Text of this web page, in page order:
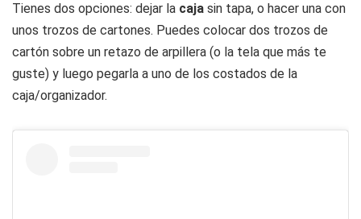
Tienes dos opciones: dejar la caja sin tapa, o hacer una con
unos trozos de cartones. Puedes colocar dos trozos de
cartón sobre un retazo de arpillera (o la tela que más te
guste) y luego pegarla a uno de los costados de la
caja/organizador.